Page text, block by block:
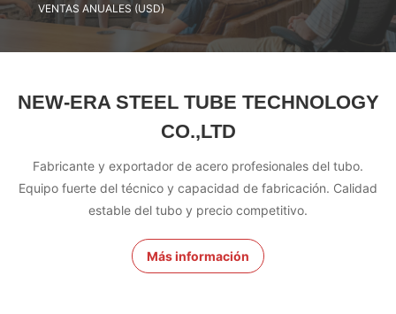
VENTAS ANUALES (USD)
NEW-ERA STEEL TUBE TECHNOLOGY
CO.,LTD
Fabricante y exportador de acero profesionales del tubo.
Equipo fuerte del técnico y capacidad de fabricación. Calidad
estable del tubo y precio competitivo.
Más información